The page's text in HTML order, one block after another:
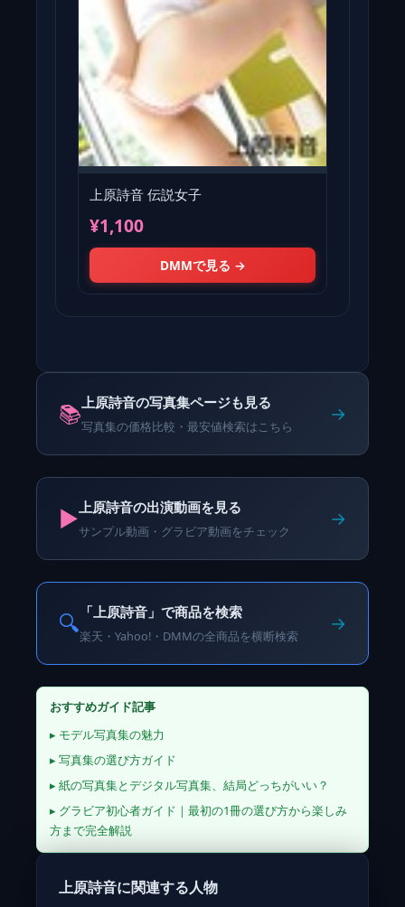
上原詩音 伝説女子
¥1,100
DMMで見る →
📚上原詩音の写真集ページも見る
写真集の価格比較・最安値検索はこちら
→
▶️上原詩音の出演動画を見る
サンプル動画・グラビア動画をチェック
→
🔍 「上原詩音」で商品を検索
楽天・Yahoo!・DMMの全商品を横断検索
→
おすすめガイド記事
▸ モデル写真集の魅力
▸ 写真集の選び方ガイド
▸ 紙の写真集とデジタル写真集、結局どっちがいい？
▸ グラビア初心者ガイド｜最初の1冊の選び方から楽しみ
方まで完全解説
上原詩音に関連する人物